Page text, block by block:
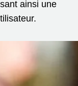
ainsi une